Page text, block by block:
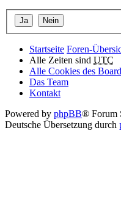
Startseite Foren-
Alle Zeiten sind UTC
Alle Cookies des
Das Team
Kontakt
Powered by phpBB® Forum
Deutsche Übersetzung durch